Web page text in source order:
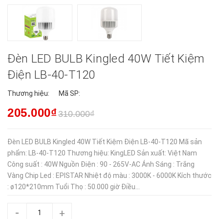
Đèn LED BULB Kingled 40W Tiết Kiệm
Điện LB-40-T120
Thương hiệu: Mã SP:
205.000₫310.000₫
Đèn LED BULB Kingled 40W Tiết Kiệm Điện LB-40-T120 Mã sản
phẩm: LB-40-T120 Thương hiệu: KingLED Sản xuất: Việt Nam
Công suất : 40W Nguồn Điện : 90 - 265V-AC Ánh Sáng : Trắng
Vàng Chip Led : EPISTAR Nhiệt độ màu : 3000K - 6000K Kích thước
: ø120*210mm Tuổi Thọ : 50.000 giờ Điều...
- +